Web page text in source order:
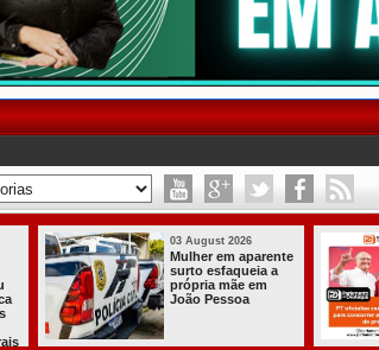
a
03 August 2026
PT oficializa
candidatura de Lula
para concorrer ao
quarto mandato de